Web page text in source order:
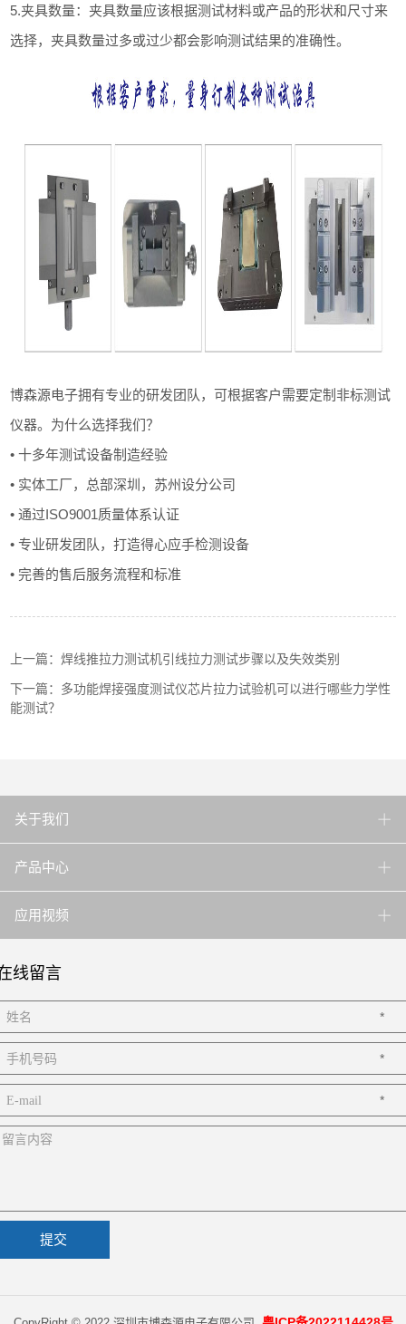
5.夹具数量：夹具数量应该根据测试材料或产品的形状和尺寸来
选择，夹具数量过多或过少都会影响测试结果的准确性。
博森源电子拥有专业的研发团队，可根据客户需要定制非标测试
仪器。为什么选择我们？
• 十多年测试设备制造经验
• 实体工厂，总部深圳，苏州设分公司
• 通过ISO9001质量体系认证
• 专业研发团队，打造得心应手检测设备
• 完善的售后服务流程和标准
上一篇：焊线推拉力测试机引线拉力测试步骤以及失效类别
下一篇：多功能焊接强度测试仪芯片拉力试验机可以进行哪些力学性
能测试？
关于我们
产品中心
应用视频
线留言
*
*
*